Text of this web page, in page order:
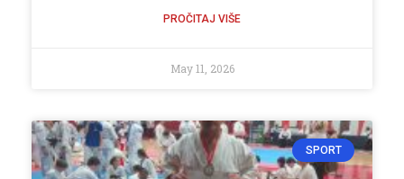
PROČITAJ VIŠE
May 11, 2026
SPORT